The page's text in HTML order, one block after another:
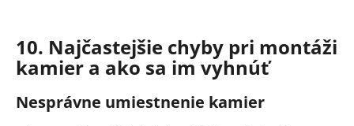
10. Najčastejšie chyby pri montáži
kamier a ako sa im vyhnúť
Nesprávne umiestnenie kamier